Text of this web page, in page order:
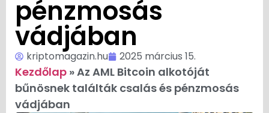
pénzmosás
vádjában
kriptomagazin.hu 2025 március 15.
Kezdőlap »Az AML Bitcoin alkotóját
bűnösnek találták csalás és pénzmosás
vádjában